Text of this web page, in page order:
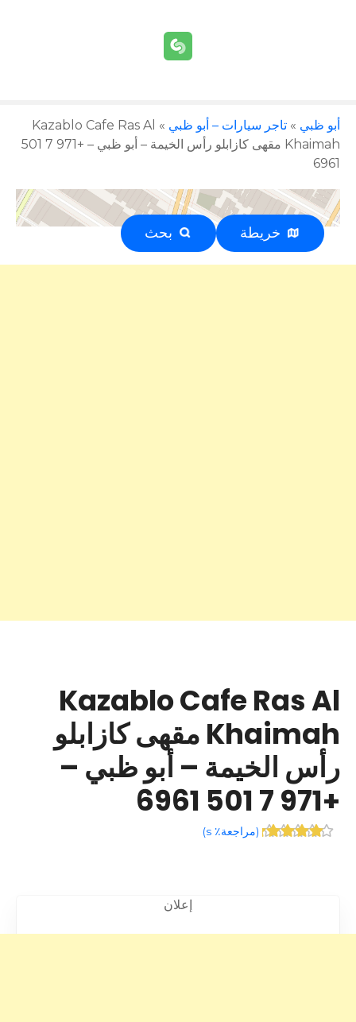
أبو ظبي » تاجر سيارات – أبو ظبي »
Kazablo Cafe Ras Al
Khaimah مقهى كازابلو رأس الخيمة – أبو ظبي – +971 7 501
6961
خريطة بحثإعلان
Kazablo Cafe Ras Al
Khaimah مقهى كازابلو
رأس الخيمة – أبو ظبي –
+971 7 501 6961
(مراجعة٪ s )
إعلان